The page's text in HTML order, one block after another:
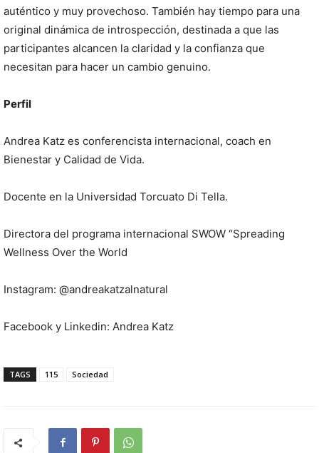
auténtico y muy provechoso. También hay tiempo para una
original dinámica de introspección, destinada a que las
participantes alcancen la claridad y la confianza que
necesitan para hacer un cambio genuino.
Perfil
Andrea Katz es conferencista internacional, coach en
Bienestar y Calidad de Vida.
Docente en la Universidad Torcuato Di Tella.
Directora del programa internacional SWOW “Spreading
Wellness Over the World
Instagram: @andreakatzalnatural
Facebook y Linkedin: Andrea Katz
TAGS 115 Sociedad